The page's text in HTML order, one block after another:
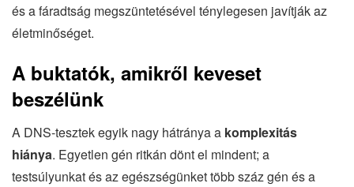
és a fáradtság megszüntetésével ténylegesen javítják az
életminőséget.
A buktatók, amikről keveset
beszélünk
A DNS-tesztek egyik nagy hátránya a komplexitás
hiánya. Egyetlen gén ritkán dönt el mindent; a
testsúlyunkat és az egészségünket több száz gén és a